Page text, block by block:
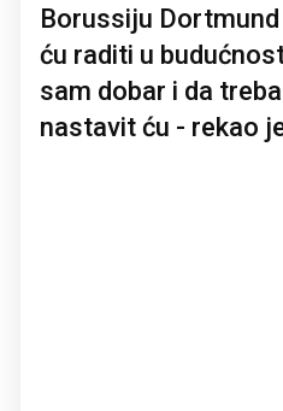
Borussiju
ću raditi u
sam dobar i da
nastavit ću - rekao